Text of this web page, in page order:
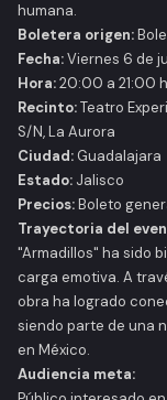
humana.
Boletera origen:
Fecha:Viernes 6 de
Hora:20:00 a 21:00
Recinto:Teatro
S/N, La Aurora
Ciudad: Guadalajara
Estado: Jalisco
Precios:Boleto
Trayectoria del
"Armadillos" ha sido
carga emotiva. A
obra ha logrado
siendo parte de una
en México.
Audiencia meta: